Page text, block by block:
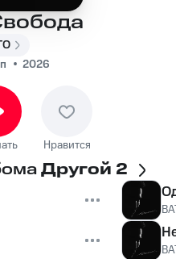
2026
Нравится
Другой 2